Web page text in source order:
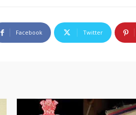
Facebook Twitter